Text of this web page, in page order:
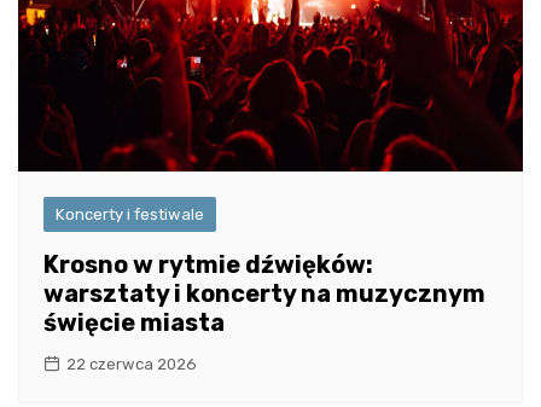
Koncerty i festiwale
Krosno w rytmie dźwięków:
warsztaty i koncerty na muzycznym
święcie miasta
22 czerwca 2026